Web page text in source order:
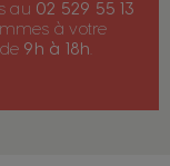
au 02 529 55 13
à votre
9h à 18h